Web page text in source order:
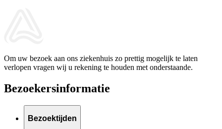
Om uw bezoek aan ons ziekenhuis zo prettig mogelijk te laten
verlopen vragen wij u rekening te houden met onderstaande.
Bezoekersinformatie
Bezoektijden